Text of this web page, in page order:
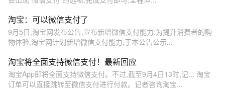
淘宝：可以微信支付了
9月5日,淘宝网发布公告,宣布新增微信支付能力:为提升消费者的购
物体验,淘宝网计划新增微信支付能力,于本公告公示...
淘宝将全面支持微信支付！最新回应
淘宝App即将全面支持微信支付。不过,截至9月4日13时,记... 淘宝
订单可以直接跳转至微信支付进行付款。记者咨询淘宝...